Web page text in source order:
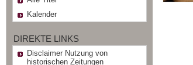
Kalender
DIREKTE LINKS
Disclaimer Nutzung von
historischen Zeitungen